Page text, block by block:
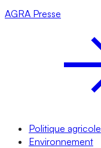
AGRA Presse
Politique agricole
Environnement